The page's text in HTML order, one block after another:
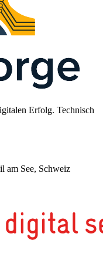
Erfolg. Technisch
am See, Schweiz